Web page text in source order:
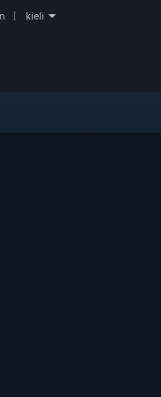
kieli